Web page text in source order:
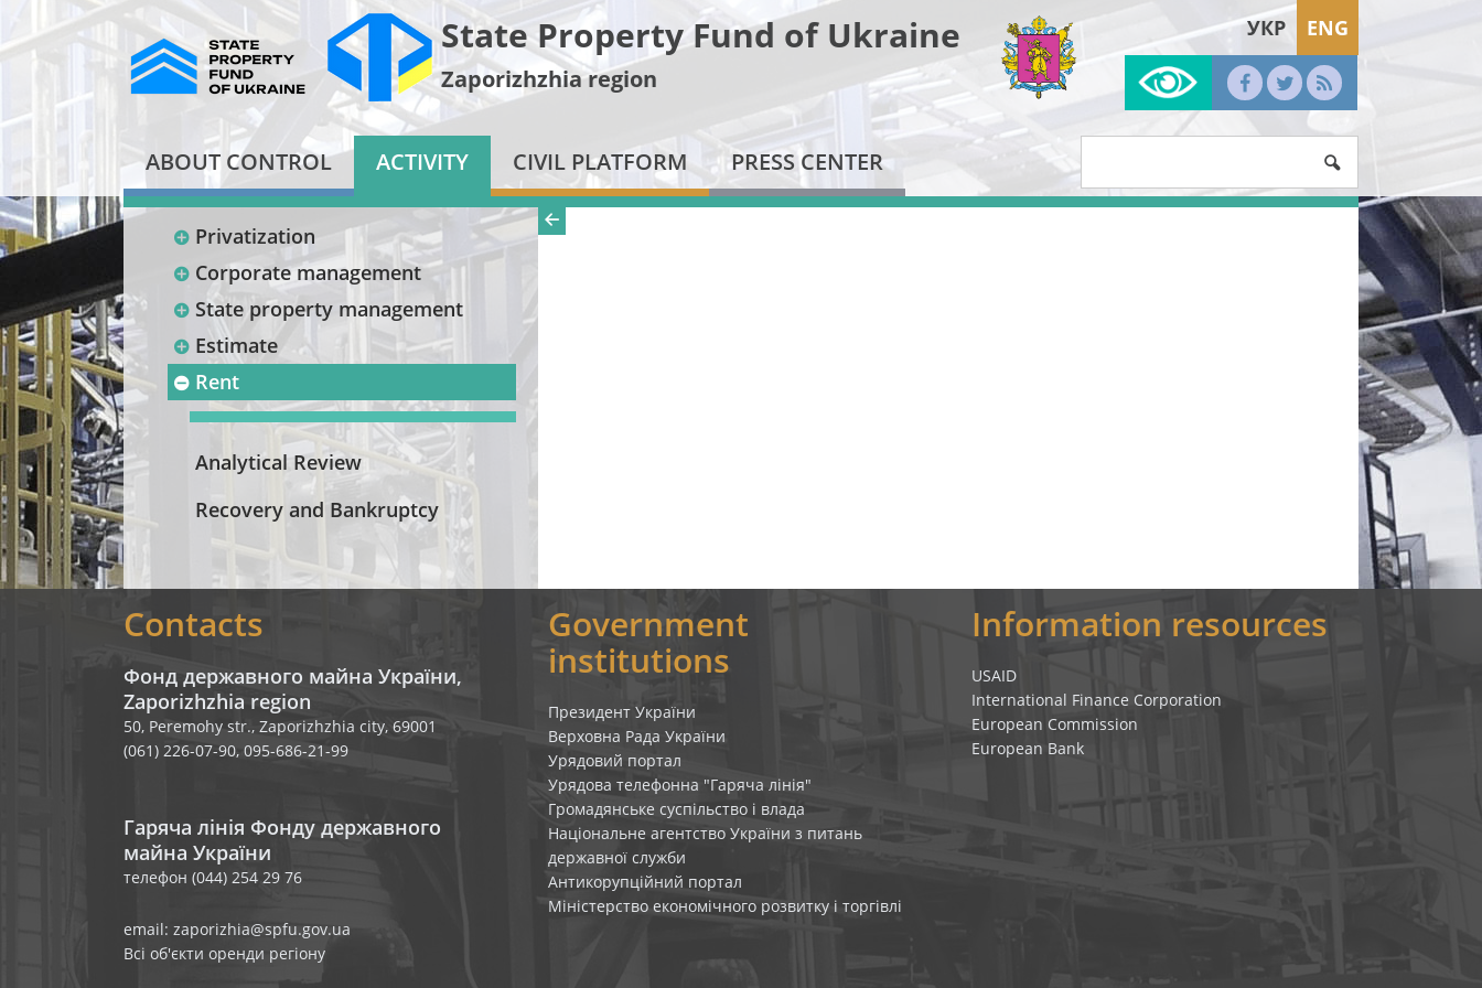
State Property Fund of Ukraine
Zaporizhzhia region
УКР ENG
ABOUT CONTROL ACTIVITY CIVIL PLATFORM PRESS CENTER
Privatization
Corporate management
State property management
Estimate
Rent
Analytical Review
Recovery and Bankruptcy
Contacts
Фонд державного майна України,
Zaporizhzhia region
50, Peremohy str., Zaporizhzhia city, 69001
(061) 226-07-90, 095-686-21-99
Гаряча лінія Фонду державного
майна України
телефон (044) 254 29 76
email: zaporizhia@spfu.gov.ua
Всі об'єкти оренди регіону
Government
institutions
Президент України
Верховна Рада України
Урядовий портал
Урядова телефонна "Гаряча лінія"
Громадянське суспільство і влада
Національне агентство України з питань
державної служби
Антикорупційний портал
Міністерство економічного розвитку і торгівлі
Information resources
USAID
International Finance Corporation
European Commission
European Bank